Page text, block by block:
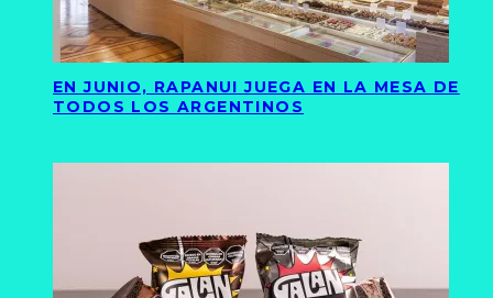
EN JUNIO, RAPANUI JUEGA EN LA MESA DE
TODOS LOS ARGENTINOS